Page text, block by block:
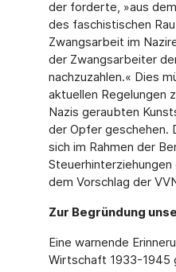
der forderte, »aus
des faschistischen
Zwangsarbeit im
der Zwangsarbeiter
nachzuzahlen.« Dies
aktuellen Regelungen
Nazis geraubten
der Opfer geschehen.
sich im Rahmen der
dem Vorschlag der
Zur Begründung
Eine warnende
Wirtschaft 1933-1945